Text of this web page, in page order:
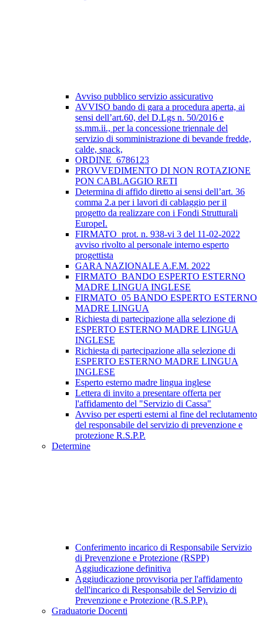
Avviso pubblico servizio assicurativo
AVVISO bando di gara a procedura aperta, ai
sensi dell’art.60, del D.Lgs n. 50/2016 e
ss.mm.ii., per la concessione triennale del
servizio di somministrazione di bevande fredde,
calde, snack,
ORDINE_6786123
PROVVEDIMENTO DI NON ROTAZIONE
PON CABLAGGIO RETI
Determina di affido diretto ai sensi dell’art. 36
comma 2.a per i lavori di cablaggio per il
progetto da realizzare con i Fondi Strutturali
EuropeI.
FIRMATO_prot. n. 938-vi 3 del 11-02-2022
avviso rivolto al personale interno esperto
progettista
GARA NAZIONALE A.F.M. 2022
FIRMATO_BANDO ESPERTO ESTERNO
MADRE LINGUA INGLESE
FIRMATO_05 BANDO ESPERTO ESTERNO
MADRE LINGUA
Richiesta di partecipazione alla selezione di
ESPERTO ESTERNO MADRE LINGUA
INGLESE
Richiesta di partecipazione alla selezione di
ESPERTO ESTERNO MADRE LINGUA
INGLESE
Esperto esterno madre lingua inglese
Lettera di invito a presentare offerta per
l'affidamento del "Servizio di Cassa"
Avviso per esperti esterni al fine del reclutamento
del responsabile del servizio di prevenzione e
protezione R.S.P.P.
Determine
Conferimento incarico di Responsabile Servizio
di Prevenzione e Protezione (RSPP)
Aggiudicazione definitiva
Aggiudicazione provvisoria per l'affidamento
dell'incarico di Responsabile del Servizio di
Prevenzione e Protezione (R.S.P.P).
Graduatorie Docenti